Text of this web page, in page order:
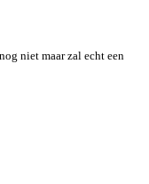
niet maar zal echt een